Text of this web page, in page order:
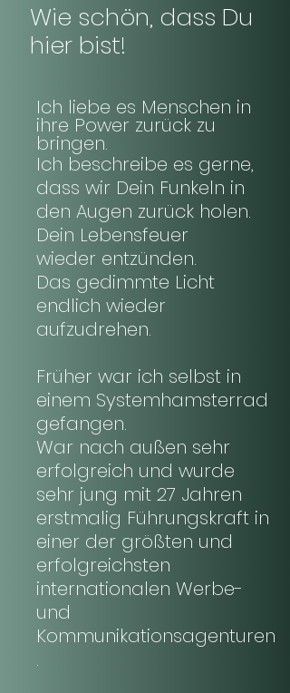
Wie schön, dass Du
hier bist!
Ich liebe es Menschen in
ihre Power zurück zu
bringen.
Ich beschreibe es gerne,
dass wir Dein Funkeln in
den Augen zurück holen.
Dein Lebensfeuer
wieder entzünden.
Das gedimmte Licht
endlich wieder
aufzudrehen.
Früher war ich selbst in
einem Systemhamsterrad
gefangen.
War nach außen sehr
erfolgreich und wurde
sehr jung mit 27 Jahren
erstmalig Führungskraft in
einer der größten und
erfolgreichsten
internationalen Werbe-
und
Kommunikationsagenturen
.